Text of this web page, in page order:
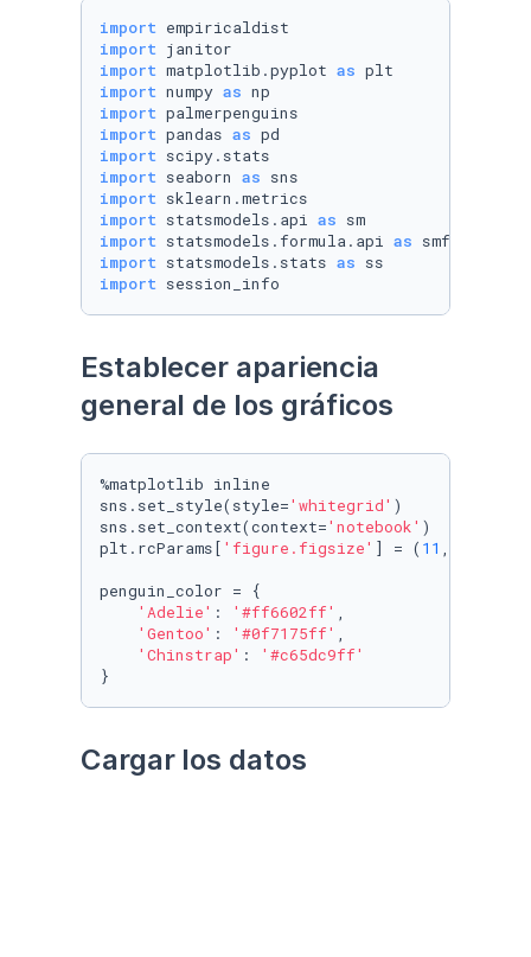
import
import
import matplotlib.pyplot as
import numpy as
import
import pandas as
import
import seaborn as
import
import statsmodels.api as
import statsmodels.formula.api as
import statsmodels.stats as
import session_info
Establecer apariencia
general de los gráficos
%matplotlib inline
sns.set_style(style='whitegrid' )
sns.set_context(context='notebook' )
plt.rcParams[ 'figure.figsize' ] = ( 11 ,
penguin_color = {
'Adelie' : '#ff6602ff' ,
'Gentoo' : '#0f7175ff' ,
'Chinstrap' :
'#c65dc9ff'
}
Cargar los datos